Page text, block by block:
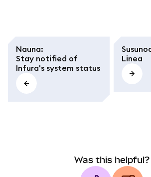
Nauna:
Stay notified of
Infura's system status
Linea
Was this helpful?